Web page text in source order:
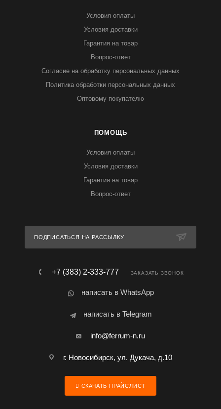
Условия оплаты
Условия доставки
Гарантия на товар
Вопрос-ответ
Согласие на обработку персональных данных
Политика обработки персональных данных
Оптовому покупателю
ПОМОЩЬ
Условия оплаты
Условия доставки
Гарантия на товар
Вопрос-ответ
ПОДПИСАТЬСЯ НА РАССЫЛКУ
+7 (383) 2-333-777 ЗАКАЗАТЬ ЗВОНОК
написать в WhatsApp
написать в Telegram
info@ferrum-n.ru
г. Новосибирск, ул. Дукача, д.10
СКАЧАТЬ ПРАЙСЛИСТ